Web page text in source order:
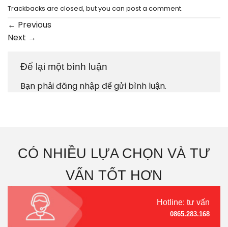
Trackbacks are closed, but you can post a comment.
← Previous
Next →
Để lại một bình luận
Bạn phảiđăng nhậpđể gửi bình luận.
CÓ NHIỀU LỰA CHỌN VÀ TƯ
VẤN TỐT HƠN
Hotline: tư vấn
0865.283.168